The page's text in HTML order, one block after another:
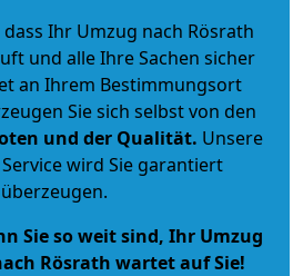
Ihr Umzug nach Rösrath
und alle Ihre Sachen sicher
an Ihrem Bestimmungsort
Sie sich selbst von den
und der Qualität. Unsere
wird Sie garantiert
überzeugen.
Sie so weit sind, Ihr Umzug
Rösrath wartet auf Sie!